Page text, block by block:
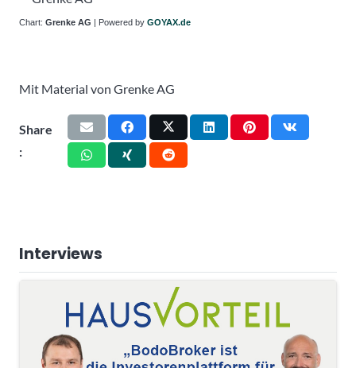
Chart: Grenke AG | Powered by GOYAX.de
Mit Material von Grenke AG
Share
:
Interviews